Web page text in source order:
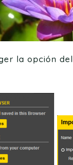
la opción